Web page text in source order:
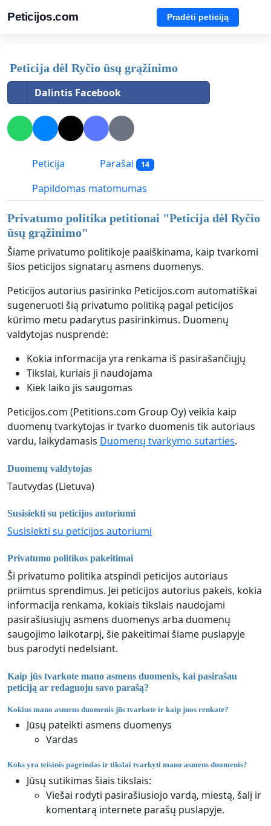
Peticijos.com Pradėti peticiją
Peticija dėl Ryčio ūsų grąžinimo
Dalintis Facebook
Peticija Parašai 14
Papildomas matomumas
Privatumo politika petitionai "Peticija dėl Ryčio
ūsų grąžinimo"
Šiame privatumo politikoje paaiškinama, kaip tvarkomi
šios peticijos signatarų asmens duomenys.
Peticijos autorius pasirinko Peticijos.com automatiškai
sugeneruoti šią privatumo politiką pagal peticijos
kūrimo metu padarytus pasirinkimus. Duomenų
valdytojas nusprendė:
Kokia informacija yra renkama iš pasirašančiųjų
Tikslai, kuriais ji naudojama
Kiek laiko jis saugomas
Peticijos.com (Petitions.com Group Oy) veikia kaip
duomenų tvarkytojas ir tvarko duomenis tik autoriaus
vardu, laikydamasis Duomenų tvarkymo sutarties.
Duomenų valdytojas
Tautvydas (Lietuva)
Susisiekti su peticijos autoriumi
Susisiekti su peticijos autoriumi
Privatumo politikos pakeitimai
Ši privatumo politika atspindi peticijos autoriaus
priimtus sprendimus. Jei peticijos autorius pakeis, kokia
informacija renkama, kokiais tikslais naudojami
pasirašiusiųjų asmens duomenys arba duomenų
saugojimo laikotarpį, šie pakeitimai šiame puslapyje
bus parodyti nedelsiant.
Kaip jūs tvarkote mano asmens duomenis, kai pasirašau
peticiją ar redaguoju savo parašą?
Kokius mano asmens duomenis jūs tvarkote ir kaip juos renkate?
Jūsų pateikti asmens duomenys
Vardas
Koks yra teisinis pagrindas ir tikslai tvarkyti mano asmens duomenis?
Jūsų sutikimas šiais tikslais:
Viešai rodyti pasirašiusiojo vardą, miestą, šalį ir
komentarą internete parašų puslapyje.